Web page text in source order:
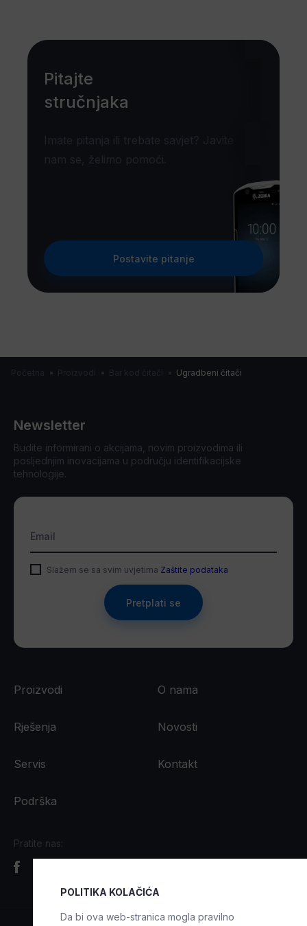
Pitajte
stručnjaka
Postavite pitanje
Ugradbeni čitači
Proizvodi
Rješenja
Servis
Podrška
O nama
Novosti
Kontakt
Pratite nas:
Newsletter
Budite informirani o akcijama, novim proizvodima ili
posljednjim inovacijama u području identifikacijske
tehnologije.
Email
Slažem se sa svim uvjetima Zaštite podataka
Pretplati se
POLITIKA KOLAČIĆA
Da bi ova web-stranica mogla pravilno